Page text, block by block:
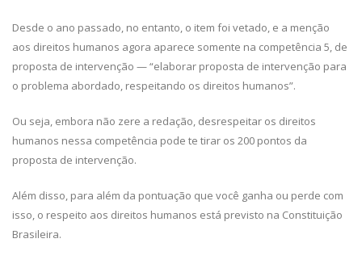
Desde o ano passado, no entanto, o item foi vetado, e a menção
aos direitos humanos agora aparece somente na competência 5, de
proposta de intervenção — “elaborar proposta de intervenção para
o problema abordado, respeitando os direitos humanos”.
Ou seja, embora não zere a redação, desrespeitar os direitos
humanos nessa competência pode te tirar os 200 pontos da
proposta de intervenção.
Além disso, para além da pontuação que você ganha ou perde com
isso, o respeito aos direitos humanos está previsto na Constituição
Brasileira.